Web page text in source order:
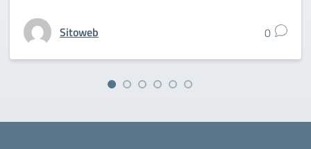
Sitoweb 0